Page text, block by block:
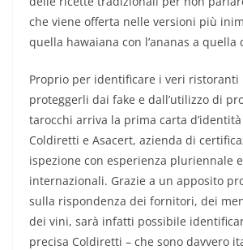
che viene offerta nelle versioni più
quella hawaiana con l’ananas a quella
Proprio per identificare i veri ristoranti
proteggerli dai fake e dall’utilizzo di
tarocchi arriva la prima carta
Coldiretti e Asacert, azienda di
ispezione con esperienza pluriennale
internazionali. Grazie a un apposito
sulla rispondenza dei fornitori, dei
dei vini, sarà infatti possibile
precisa Coldiretti – che sono davvero